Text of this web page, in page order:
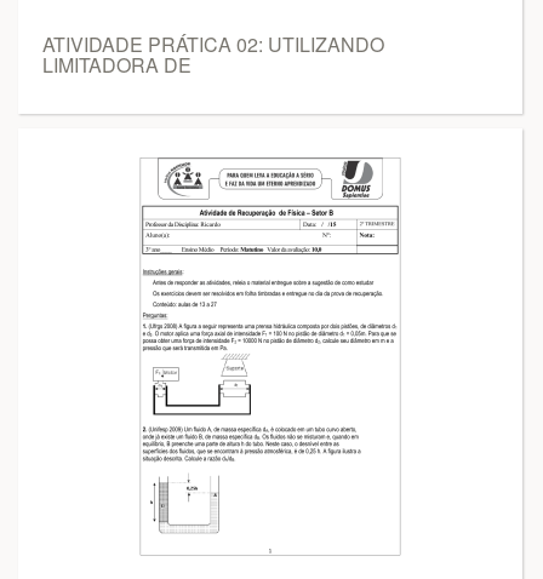
ATIVIDADE PRÁTICA 02: UTILIZANDO
LIMITADORA DE